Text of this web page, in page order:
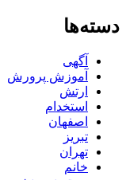
دسته‌ها
آگهی
آموزش پرورش
ارتش
استخدام
اصفهان
تبریز
تهران
خانم